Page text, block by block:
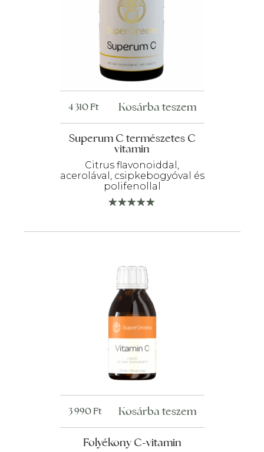
Superum C természetes C
vitamin
Citrus flavonoiddal,
acerolával, csipkebogyóval és
polifenollal
4 310Ft Kosárba teszem
Folyékony C-vitamin
3 990Ft Kosárba teszem